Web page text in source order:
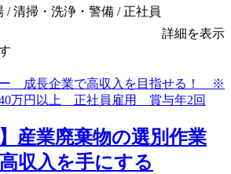
/ 清掃・洗浄・警備 / 正社員
詳細を表示
産業廃棄物の選別作業
収入を手にする